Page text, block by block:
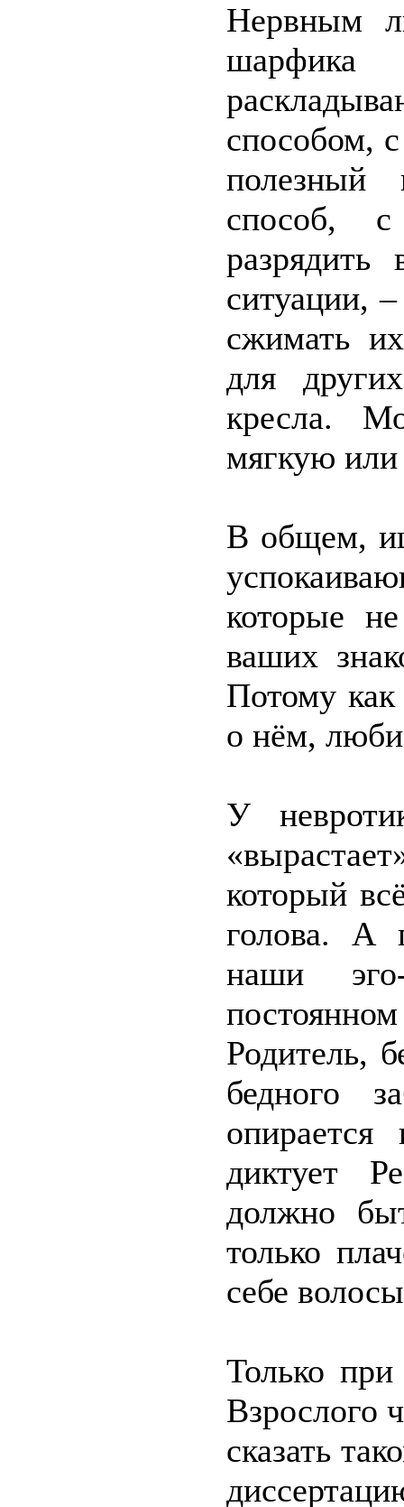
Нервным
способом,
способ,
разрядить
ситуации,
сжимать
для
кресла.
мягкую
В общем,
которые
ваших
Потому
о нём,
У
который
голова. А
наши
Родитель,
бедного
диктует
должно
только
себе
Только
Взрослого
сказать